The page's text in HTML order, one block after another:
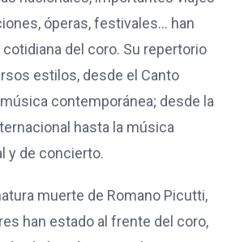
óperas, festivales… han
del coro. Su repertorio
estilos, desde el Canto
contemporánea; desde la
hasta la música
y de concierto.
muerte de Romano Picutti,
han estado al frente del coro,